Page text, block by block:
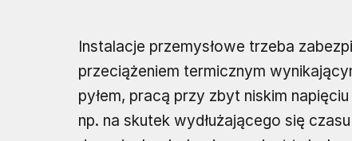
Instalacje przemysłowe trzeba
przeciążeniem termicznym
pyłem, pracą przy zbyt niskim
np. na skutek wydłużającego się